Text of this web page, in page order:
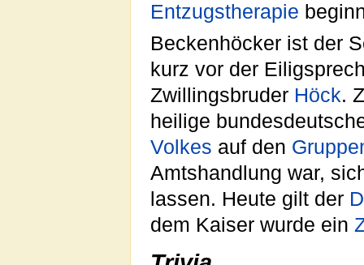
Entzugstherapie
Beckenhöcker ist der
kurz vor der
Zwillingsbruder Höck.
heilige
Volkes auf den
Amtshandlung war,
lassen. Heute gilt der
dem Kaiser wurde ein